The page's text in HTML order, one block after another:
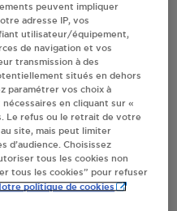
24/24
peuvent impliquer
adresse IP, vos
utilisateur/équipement,
de navigation et vos
transmission à des
situés en dehors
paramétrer vos choix à
en cliquant sur «
Le refus ou le retrait de votre
au site, mais peut limiter
d’audience. Choisissez
tous les cookies non
tous les cookies” pour refuser
politique de cookies